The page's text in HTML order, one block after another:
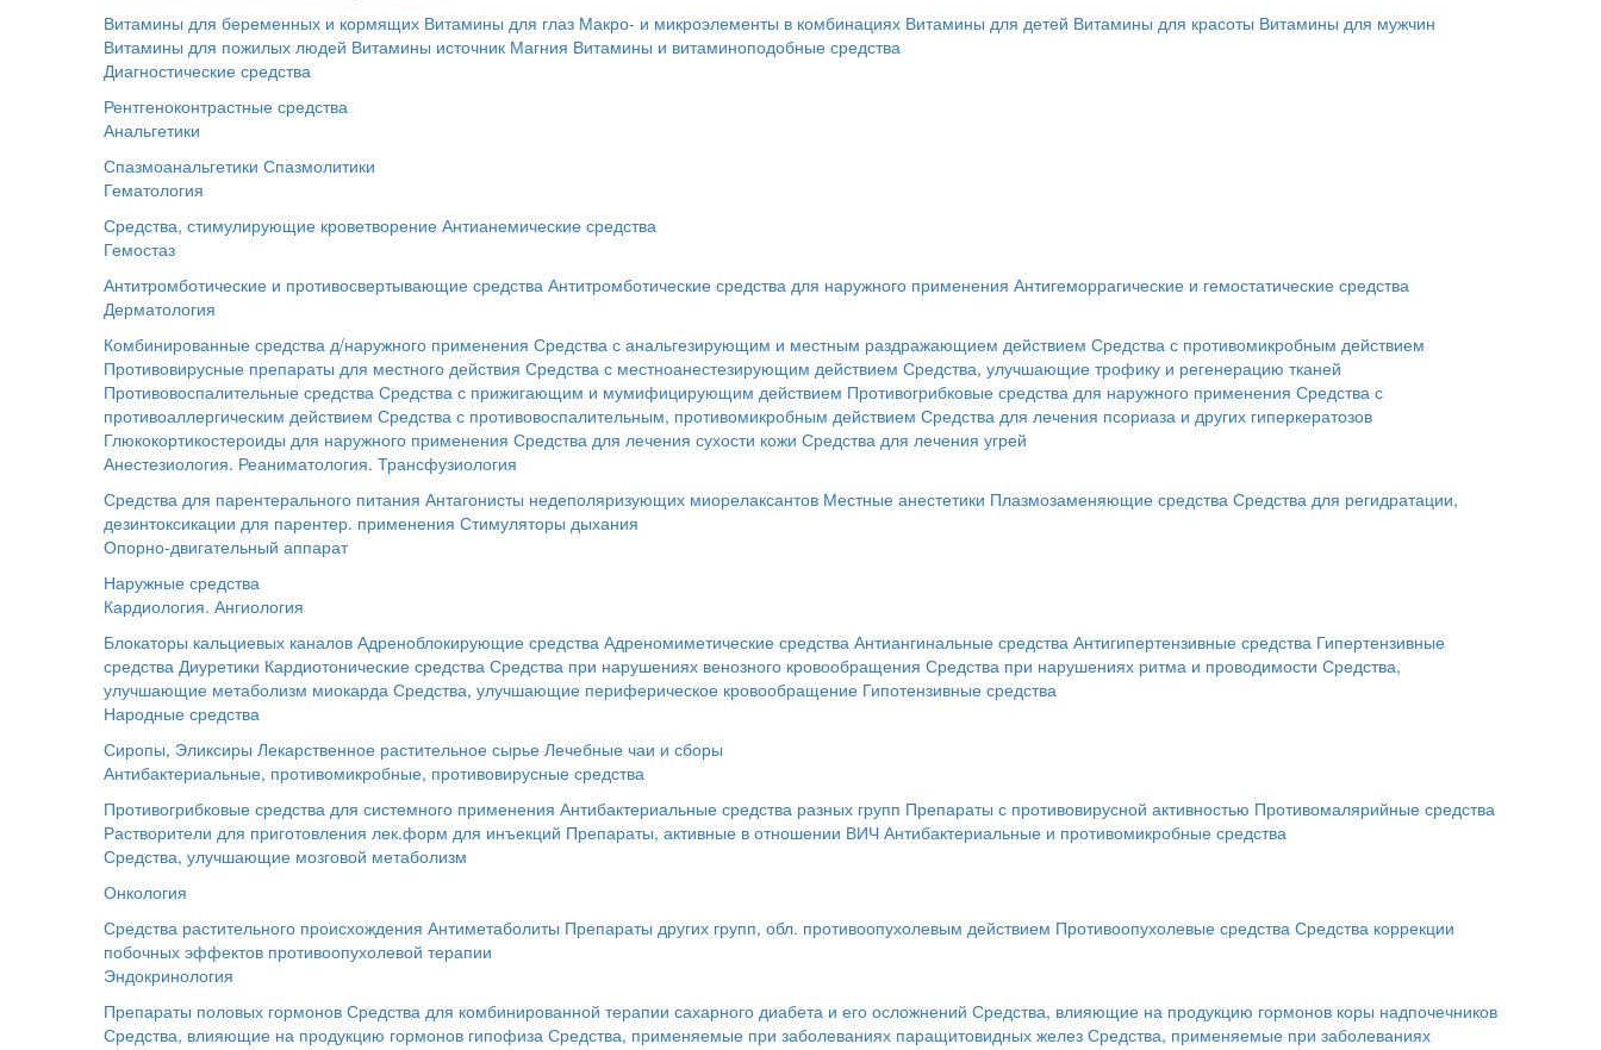
Витамины для беременных и кормящих Витамины для глаз Макро- и микроэлементы в комбинациях Витамины для детей Витамины для красоты Витамины для мужчин
Витамины для пожилых людей Витамины источник Магния Витамины и витаминоподобные средства
Диагностические средства
Рентгеноконтрастные средства
Анальгетики
Спазмоанальгетики Спазмолитики
Гематология
Средства, стимулирующие кроветворение Антианемические средства
Гемостаз
Антитромботические и противосвертывающие средства Антитромботические средства для наружного применения Антигеморрагические и гемостатические средства
Дерматология
Комбинированные средства д/наружного применения Средства с анальгезирующим и местным раздражающием действием Средства с противомикробным действием
Противовирусные препараты для местного действия Средства с местноанестезирующим действием Средства, улучшающие трофику и регенерацию тканей
Противовоспалительные средства Средства с прижигающим и мумифицирующим действием Противогрибковые средства для наружного применения Средства с
противоаллергическим действием Средства с противовоспалительным, противомикробным действием Средства для лечения псориаза и других гиперкератозов
Глюкокортикостероиды для наружного применения Средства для лечения сухости кожи Средства для лечения угрей
Анестезиология. Реаниматология. Трансфузиология
Средства для парентерального питания Антагонисты недеполяризующих миорелаксантов Местные анестетики Плазмозаменяющие средства Средства для регидратации,
дезинтоксикации для парентер. применения Стимуляторы дыхания
Опорно-двигательный аппарат
Наружные средства
Кардиология. Ангиология
Блокаторы кальциевых каналов Адреноблокирующие средства Адреномиметические средства Антиангинальные средства Антигипертензивные средства Гипертензивные
средства Диуретики Кардиотонические средства Средства при нарушениях венозного кровообращения Средства при нарушениях ритма и проводимости Средства,
улучшающие метаболизм миокарда Средства, улучшающие периферическое кровообращение Гипотензивные средства
Народные средства
Сиропы, Эликсиры Лекарственное растительное сырье Лечебные чаи и сборы
Антибактериальные, противомикробные, противовирусные средства
Противогрибковые средства для системного применения Антибактериальные средства разных групп Препараты с противовирусной активностью Противомалярийные средства
Растворители для приготовления лек.форм для инъекций Препараты, активные в отношении ВИЧ Антибактериальные и противомикробные средства
Средства, улучшающие мозговой метаболизм
Онкология
Средства растительного происхождения Антиметаболиты Препараты других групп, обл. противоопухолевым действием Противоопухолевые средства Средства коррекции
побочных эффектов противоопухолевой терапии
Эндокринология
Препараты половых гормонов Средства для комбинированной терапии сахарного диабета и его осложнений Средства, влияющие на продукцию гормонов коры надпочечников
Средства, влияющие на продукцию гормонов гипофиза Средства, применяемые при заболеваниях паращитовидных желез Средства, применяемые при заболеваниях